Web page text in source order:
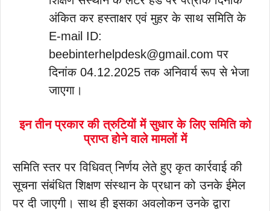
अंकित कर हस्ताक्षर एवं मुहर के साथ समिति के
E-mail ID:
beebinterhelpdesk@gmail.com पर
दिनांक 04.12.2025 तक अनिवार्य रूप से भेजा
जाएगा।
इन तीन प्रकार की त्रुटियों में सुधार के लिए समिति को
प्राप्त होने वाले मामलों में
समिति स्तर पर विधिवत् निर्णय लेते हुए कृत कार्रवाई की
सूचना संबंधित शिक्षण संस्थान के प्रधान को उनके ईमेल
पर दी जाएगी। साथ ही इसका अवलोकन उनके द्वारा